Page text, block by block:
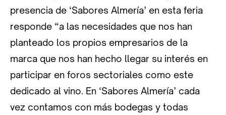
presencia de ‘Sabores Almería’ en esta feria
responde “a las necesidades que nos han
planteado los propios empresarios de la
marca que nos han hecho llegar su interés en
participar en foros sectoriales como este
dedicado al vino. En ‘Sabores Almería’ cada
vez contamos con más bodegas y todas